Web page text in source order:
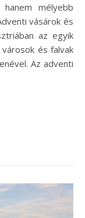
mélyebb
vásárok és
az egyik
és falvak
Az adventi